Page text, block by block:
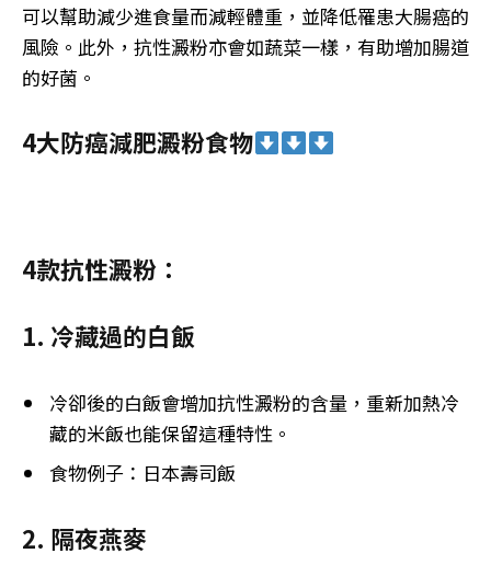
可以幫助減少進食量而減輕體重，並降低罹患大腸癌的
風險。此外，抗性澱粉亦會如蔬菜一樣，有助增加腸道
的好菌。
4大防癌減肥澱粉食物
4款抗性澱粉：
1.⁠ ⁠冷藏過的白飯
冷卻後的白飯會增加抗性澱粉的含量，重新加熱冷
藏的米飯也能保留這種特性。
食物例子：日本壽司飯
2.⁠ ⁠隔夜燕麥